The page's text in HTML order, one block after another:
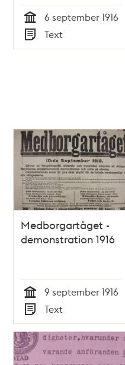
Tid
6 september 1916
Typ
Text
Medborgartåget -
demonstration 1916
Tid
9 september 1916
Typ
Text